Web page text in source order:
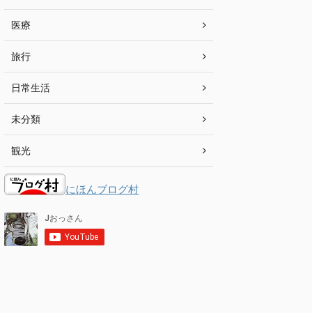
医療
旅行
日常生活
未分類
観光
にほんブログ村